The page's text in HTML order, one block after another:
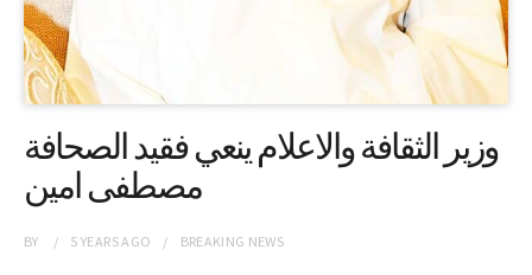
وزير الثقافة والاعلام ينعي فقيد الصحافة
مصطفى امين
BY 5 YEARSAGO BREAKING NEWS